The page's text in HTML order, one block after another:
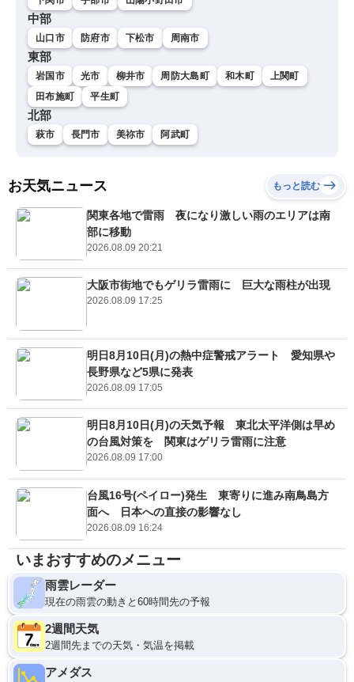
中部
山口市 防府市 下松市 周南市
東部
岩国市 光市 柳井市 周防大島町 和木町
上関町
田布施町
平生町
北部
萩市 長門市 美祢市 阿武町
お天気ニュース もっと読む
関東各地で雷雨 夜になり激しい雨のエリアは南
部に移動
2026.08.09 20:21
大阪市街地でもゲリラ雷雨に 巨大な雨柱が出現
2026.08.09 17:25
明日8月10日(月)の熱中症警戒アラート 愛知県や
長野県など5県に発表
2026.08.09 17:05
明日8月10日(月)の天気予報 東北太平洋側は早め
の台風対策を 関東はゲリラ雷雨に注意
2026.08.09 17:00
台風16号(ペイロー)発生 東寄りに進み南鳥島方
面へ 日本への直接の影響なし
2026.08.09 16:24
いまおすすめのメニュー
雨雲レーダー
現在の雨雲の動きと60時間先の予報
2週間天気
2週間先までの天気・気温を掲載
アメダス